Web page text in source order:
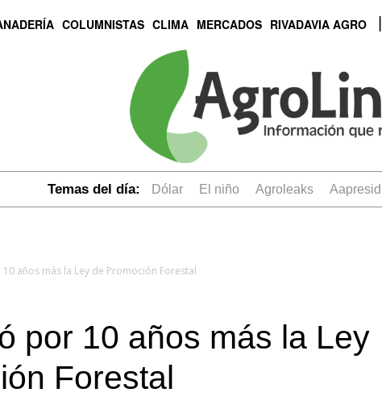
COLUMNISTAS CLIMA MERCADOS RIVADAVIA AGRO
Temas del día: dólar el niño Agroleaks aapresid
años más la Ley de Promoción Forestal
por 10 años más la Ley
Forestal